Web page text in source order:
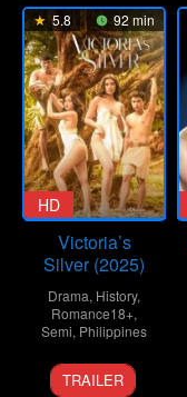
5.8 92 min
HD
Victoria’s
Silver (2025)
Drama, History,
Romance18+,
Semi, Philippines
15
Aug
Mac
Alejandre
TRAILER